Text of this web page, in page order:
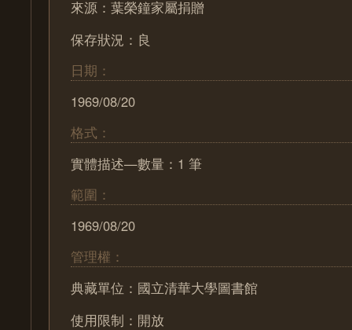
來源：葉榮鐘家屬捐贈
保存狀況：良
日期：
1969/08/20
格式：
實體描述—數量：1 筆
範圍：
1969/08/20
管理權：
典藏單位：國立清華大學圖書館
使用限制：開放